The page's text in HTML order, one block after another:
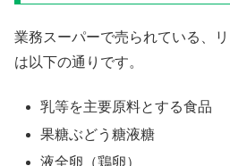
業務スーパーで売られている、
は以下の通りです。
乳等を主要原料とする食品
果糖ぶどう糖液糖
液全卵（鶏卵）